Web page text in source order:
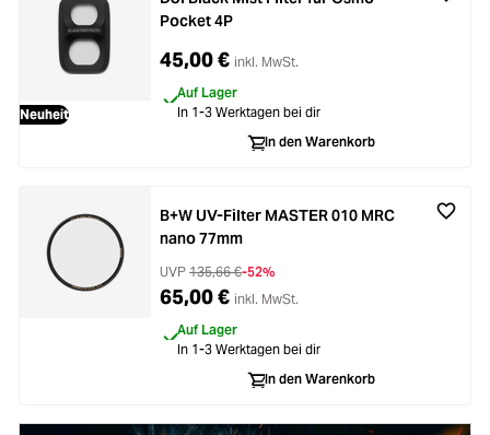
Bildbearbeitung
Loading...
Ferngläser
Loading...
SALE
Loading...
Neuheit
Pocket 4P
45,00 € inkl. MwSt.
Auf Lager
In 1-3 Werktagen bei dir
In den Warenkorb
B+W UV-Filter MASTER 010 MRC
nano 77mm
UVP 135,66 €-52%
65,00 € inkl. MwSt.
Auf Lager
In 1-3 Werktagen bei dir
In den Warenkorb